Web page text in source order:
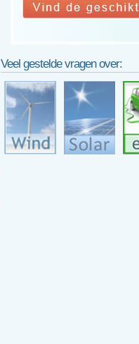
Veel gestelde vragen over: